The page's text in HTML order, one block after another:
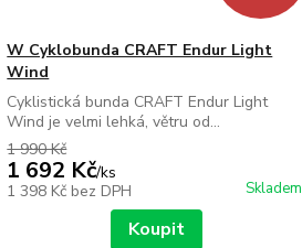
W Cyklobunda CRAFT Endur Light
Wind
Cyklistická bunda CRAFT Endur Light
Wind je velmi lehká, větru od...
1 990 Kč
1 692 Kč/ks
1 398 Kč bez DPH Skladem
Koupit